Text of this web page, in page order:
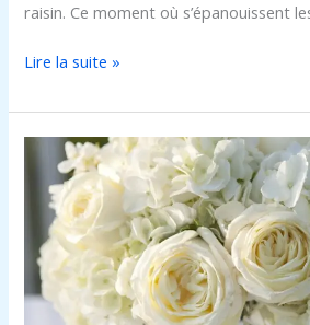
raisin. Ce moment où s’épanouissent
Lire la suite »
Comment
réaliser
une
petite
composition
florale
élégante